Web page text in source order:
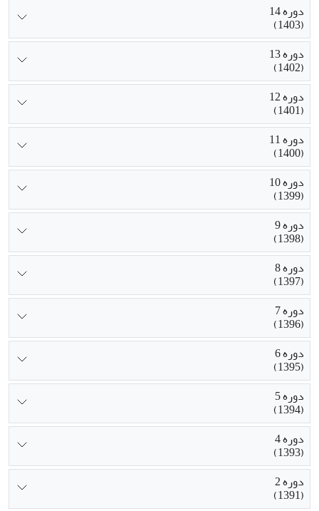
دوره 14
(1403)
دوره 13
(1402)
دوره 12
(1401)
دوره 11
(1400)
دوره 10
(1399)
دوره 9
(1398)
دوره 8
(1397)
دوره 7
(1396)
دوره 6
(1395)
دوره 5
(1394)
دوره 4
(1393)
دوره 2
(1391)